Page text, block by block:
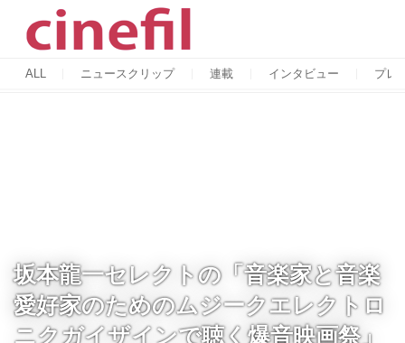
ALL ニュースクリップ 連載 インタビュー プレ
坂本龍一セレクトの「音楽家と音楽
愛好家のためのムジークエレクトロ
ニクガイザインで聴く爆音映画祭」